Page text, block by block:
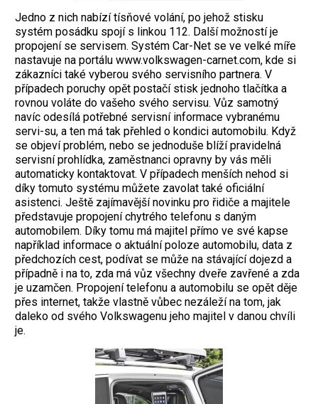
Jedno z nich nabízí tísňové volání, po jehož stisku
systém posádku spojí s linkou 112. Další možností je
propojení se servisem. Systém Car-Net se ve velké míře
nastavuje na portálu www.volkswagen-carnet.com, kde si
zákazníci také vyberou svého servisního partnera. V
případech poruchy opět postačí stisk jednoho tlačítka a
rovnou voláte do vašeho svého servisu. Vůz samotný
navíc odesílá potřebné servisní informace vybranému
servi-su, a ten má tak přehled o kondici automobilu. Když
se objeví problém, nebo se jednoduše blíží pravidelná
servisní prohlídka, zaměstnanci opravny by vás měli
automaticky kontaktovat. V případech menších nehod si
díky tomuto systému můžete zavolat také oficiální
asistenci. Ještě zajímavější novinku pro řidiče a majitele
představuje propojení chytrého telefonu s daným
automobilem. Díky tomu má majitel přímo ve své kapse
například informace o aktuální poloze automobilu, data z
předchozích cest, podívat se může na stávající dojezd a
případně i na to, zda má vůz všechny dveře zavřené a zda
je uzamčen. Propojení telefonu a automobilu se opět děje
přes internet, takže vlastně vůbec nezáleží na tom, jak
daleko od svého Volkswagenu jeho majitel v danou chvíli
je.